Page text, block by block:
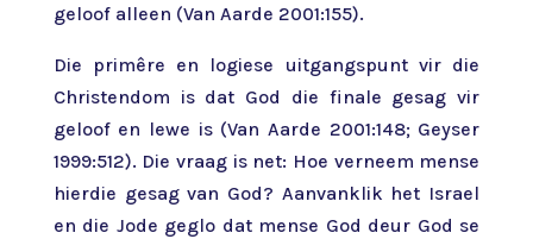
geloof alleen (Van Aarde 2001:155).
Die primêre en logiese uitgangspunt vir die
Christendom is dat God die finale gesag vir
geloof en lewe is (Van Aarde 2001:148; Geyser
1999:512). Die vraag is net: Hoe verneem mense
hierdie gesag van God? Aanvanklik het Israel
en die Jode geglo dat mense God deur God se